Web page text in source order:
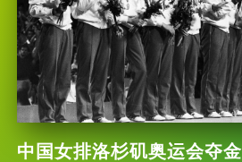
中国女排洛杉矶奥运会夺金